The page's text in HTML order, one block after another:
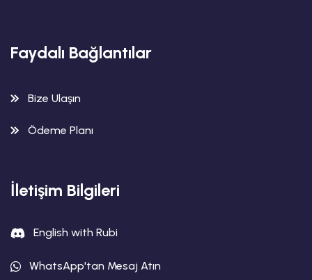
Faydalı Bağlantılar
Bize Ulaşın
Ödeme Planı
İletişim Bilgileri
English with Rubi
WhatsApp'tan Mesaj Atın